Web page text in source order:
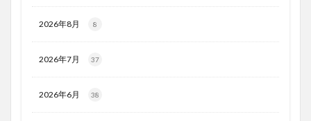
2026年8月 8
2026年7月 37
2026年6月 38